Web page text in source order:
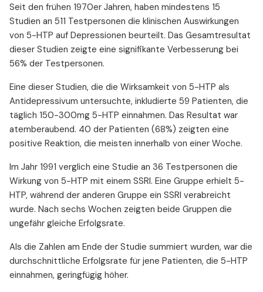
Seit den frühen 1970er Jahren, haben mindestens 15
Studien an 511 Testpersonen die klinischen Auswirkungen
von 5-HTP auf Depressionen beurteilt. Das Gesamtresultat
dieser Studien zeigte eine signifikante Verbesserung bei
56% der Testpersonen.
Eine dieser Studien, die die Wirksamkeit von 5-HTP als
Antidepressivum untersuchte, inkludierte 59 Patienten, die
täglich 150-300mg 5-HTP einnahmen. Das Resultat war
atemberaubend. 40 der Patienten (68%) zeigten eine
positive Reaktion, die meisten innerhalb von einer Woche.
Im Jahr 1991 verglich eine Studie an 36 Testpersonen die
Wirkung von 5-HTP mit einem SSRI. Eine Gruppe erhielt 5-
HTP, während der anderen Gruppe ein SSRI verabreicht
wurde. Nach sechs Wochen zeigten beide Gruppen die
ungefähr gleiche Erfolgsrate.
Als die Zahlen am Ende der Studie summiert wurden, war die
durchschnittliche Erfolgsrate für jene Patienten, die 5-HTP
einnahmen, geringfügig höher.